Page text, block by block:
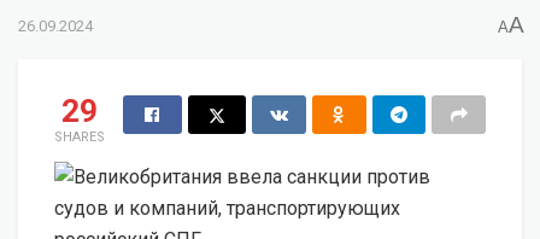
26.09.2024 AA
29
SHARES